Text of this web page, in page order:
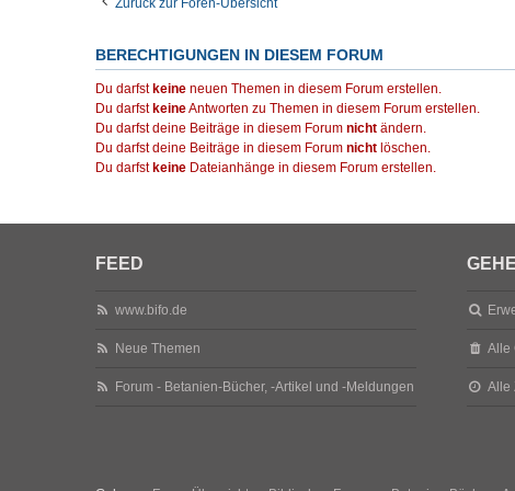
Zurück zur Foren-Übersicht
BERECHTIGUNGEN IN DIESEM FORUM
Du darfst keine neuen Themen in diesem Forum erstellen.
Du darfst keineAntworten zu Themen in diesem Forum erstellen.
Du darfst deine Beiträge in diesem Forum nicht ändern.
Du darfst deine Beiträge in diesem Forum nicht löschen.
Du darfst keine Dateianhänge in diesem Forum erstellen.
FEED
www.bifo.de
Neue Themen
Forum - Betanien-Bücher, -Artikel und -Meldungen
Alle
Alle